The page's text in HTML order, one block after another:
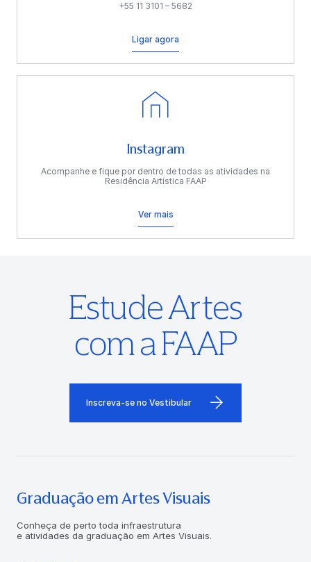
+55 11 3101 – 5682
Ligar agora
Instagram
Acompanhe e fique por dentro de todas as atividades na
Residência Artística FAAP
Ver mais
Estude Artes
com a FAAP
Inscreva-se no Vestibular
Graduação em Artes Visuais
Conheça de perto toda infraestrutura
e atividades da graduação em Artes Visuais.